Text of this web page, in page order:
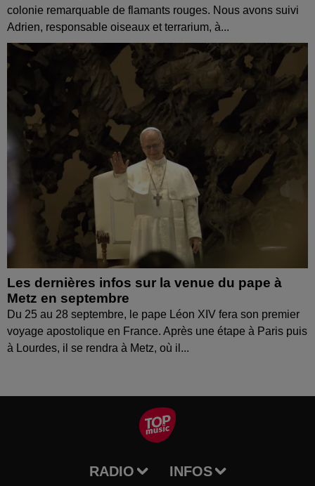
colonie remarquable de flamants rouges. Nous avons suivi
Adrien, responsable oiseaux et terrarium, à...
Les dernières infos sur la venue du pape à
Metz en septembre
Du 25 au 28 septembre, le pape Léon XIV fera son premier
voyage apostolique en France. Après une étape à Paris puis
à Lourdes, il se rendra à Metz, où il...
RADIO INFOS